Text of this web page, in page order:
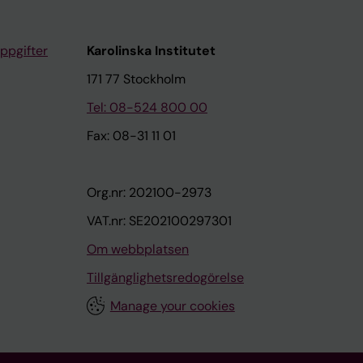
Karolinska Institutet
171 77 Stockholm
Tel: 08-524 800 00
Fax: 08-31 11 01
Org.nr: 202100-2973
VAT.nr: SE202100297301
Om webbplatsen
Tillgänglighetsredogörelse
Manage your cookies